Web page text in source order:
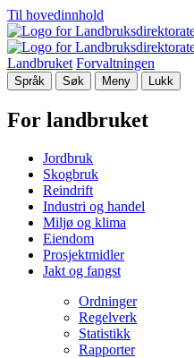
Til hovedinnhold
Landbruket Forvaltningen
Språk Søk Meny Lukk
For landbruket
Jordbruk
Skogbruk
Reindrift
Industri og handel
Miljø og klima
Eiendom
Prosjektmidler
Jakt og fangst
Ordninger
Regelverk
Statistikk
Rapporter